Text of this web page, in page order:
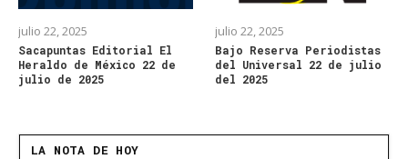
julio 22, 2025
Sacapuntas Editorial El
Heraldo de México 22 de
julio de 2025
julio 22, 2025
Bajo Reserva Periodistas
del Universal 22 de julio
del 2025
LA NOTA DE HOY